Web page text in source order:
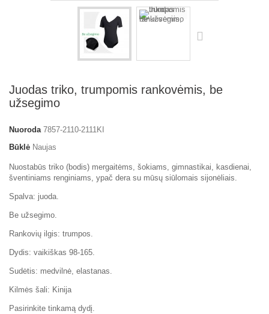
Juodas triko, trumpomis rankovėmis, be
užsegimo
Nuoroda 7857-2110-2111KI
Būklė Naujas
Nuostabūs triko (bodis) mergaitėms, šokiams, gimnastikai, kasdienai,
šventiniams renginiams, ypač dera su mūsų siūlomais sijonėliais.
Spalva: juoda.
Be užsegimo.
Rankovių ilgis: trumpos.
Dydis: vaikiškas 98-165.
Sudėtis: medvilnė, elastanas.
Kilmės šali: Kinija
Pasirinkite tinkamą dydį.